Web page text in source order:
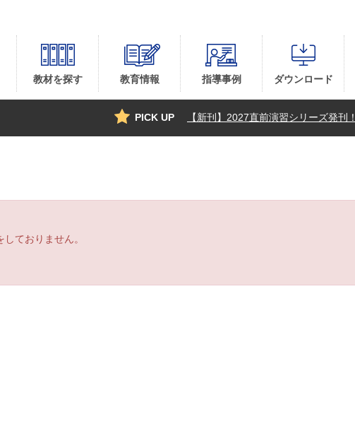
教材を探す 教育情報 指導事例 ダウンロード
PICK UP 【新刊】2027直前演習シリーズ発刊！
ておりません。